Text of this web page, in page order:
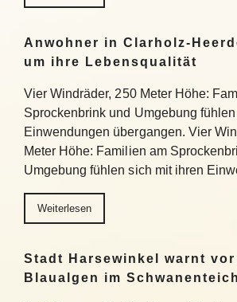
Anwohner in Clarholz-
um ihre Lebensqualität
Vier Windräder, 250 Meter Höhe:
Sprockenbrink und Umgebung
Einwendungen übergangen. Vier
Meter Höhe: Familien am
Umgebung fühlen sich mit ihren
Weiterlesen
Stadt Harsewinkel warnt
Blaualgen im Schwanenteich